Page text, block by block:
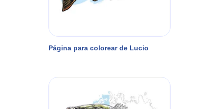
Página para colorear de Lucio